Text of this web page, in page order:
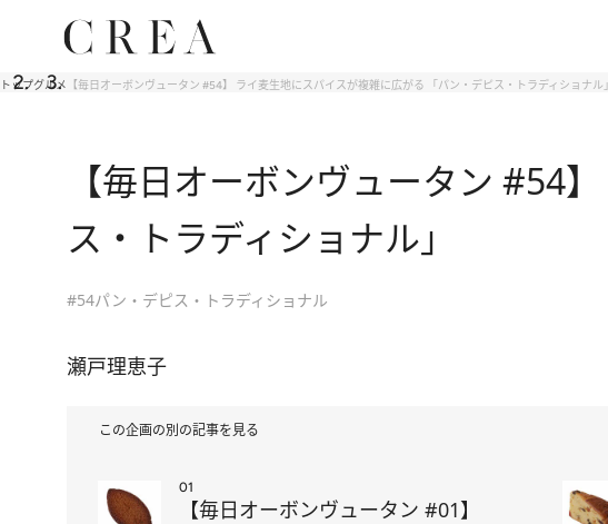
トップグルメ 【毎日オーボンヴュータン #54】 ライ麦生地にスパイスが複雑に広がる 「パン・デピス・トラディショナル」
【毎日オーボンヴュータン #54
ス・トラディショナル」
#54パン・デピス・トラディショナル
瀬戸理恵子
この企画の別の記事を見る
01
【毎日オーボンヴュータン #01】